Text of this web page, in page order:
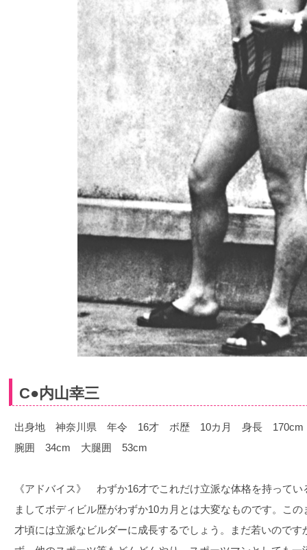
C●内山幸三
出身地 神奈川県 年令 16才 ボ歴 10カ月 身長
腕囲 34cm 大腿囲 53cm
《アドバイス》 わずか16才でこれだけ立派な体格を持って
ましてボディビル歴がわずか10カ月とは大変なものです。こ
才頃には立派なビルダーに成長するでしょう。まだ若いので